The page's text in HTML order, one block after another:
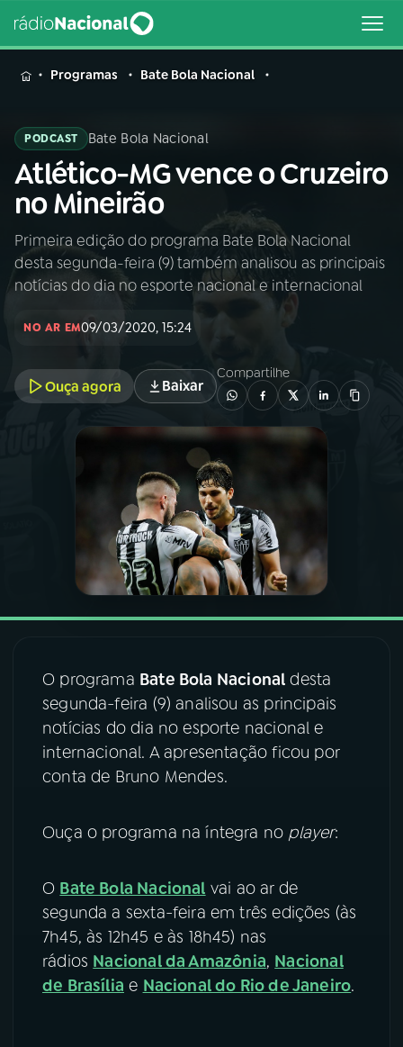
MENU
Buscar
na
Rádio
Nacional
AO VIVO
01INÍCIO
02A RÁDIO
PROGRAMAS
PODCASTS
06VIDEOCASTS
07ÚLTIMAS
FESTIVAL DE MÚSICA
YouTube Facebook
Instagram X
TikTok
Programas Bate Bola Nacional
PODCAST Bate Bola Nacional
Atlético-MG vence o Cruzeiro
no Mineirão
Primeira edição do programa Bate Bola Nacional
desta segunda-feira (9) também analisou as principais
notícias do dia no esporte nacional e internacional
NO AR EM09/03/2020, 15:24
Ouça agora Baixar
Compartilhe
O programa Bate Bola Nacional desta
segunda-feira (9) analisou as principais
notícias do dia no esporte nacional e
internacional. A apresentação ficou por
conta de Bruno Mendes.
Ouça o programa na íntegra no player:
O Bate Bola Nacional vai ao ar de
segunda a sexta-feira em três edições (às
7h45, às 12h45 e às 18h45) nas
rádios Nacional da Amazônia, Nacional
de Brasília e Nacional do Rio de Janeiro.